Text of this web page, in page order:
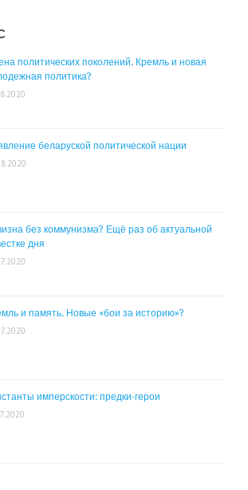
политических поколений. Кремль и новая
политика?
беларуской политической нации
без коммунизма? Ещё раз об актуальной
дня
и память. Новые «бои за историю»?
имперскости: предки-герои